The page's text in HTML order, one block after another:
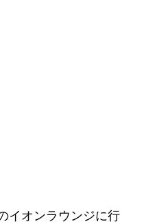
イオンラウンジに行